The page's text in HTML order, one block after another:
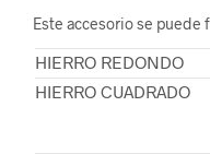
Este accesorio se puede
HIERRO REDONDO
HIERRO CUADRADO